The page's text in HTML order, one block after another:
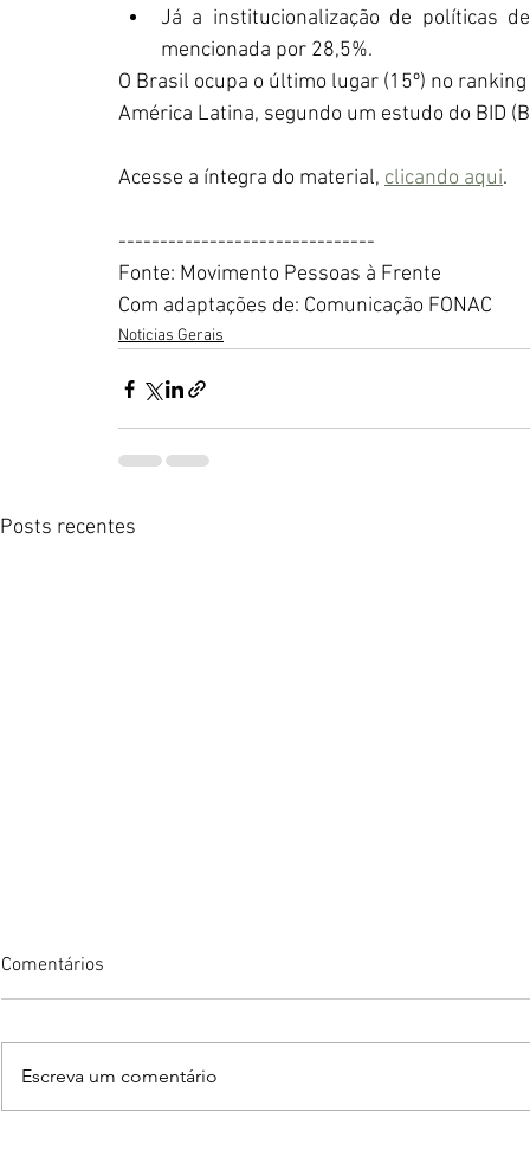
Já a institucionalização de políticas
mencionada por 28,5%.
O Brasil ocupa o último lugar (15º) no
América Latina, segundo um estudo do BID
Acesse a íntegra do material, clicando aqui.
-------------------------------
Fonte: Movimento Pessoas à Frente
Com adaptações de: Comunicação FONAC
Noticias Gerais
Posts recentes
Comentários
Escreva um comentário